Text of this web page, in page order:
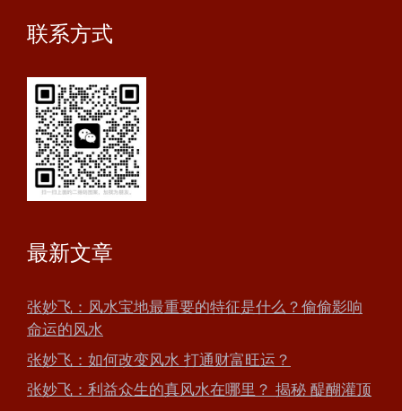
联系方式
最新文章
张妙飞：风水宝地最重要的特征是什么？偷偷影响
命运的风水
张妙飞：如何改变风水 打通财富旺运？
张妙飞：利益众生的真风水在哪里？ 揭秘 醍醐灌顶